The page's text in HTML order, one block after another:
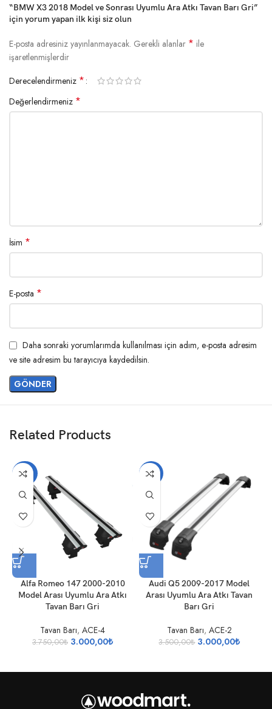
“BMW X3 2018 Model ve Sonrası Uyumlu Ara Atkı Tavan Barı Gri”
için yorum yapan ilk kişi siz olun
E-posta adresiniz yayınlanmayacak. Gerekli alanlar * ile
işaretlenmişlerdir
Derecelendirmeniz *
Değerlendirmeniz *
İsim *
E-posta *
Daha sonraki yorumlarımda kullanılması için adım, e-posta adresim
ve site adresim bu tarayıcıya kaydedilsin.
Related Products
-20%
Alfa Romeo 147 2000-2010
Model Arası Uyumlu Ara Atkı
Tavan Barı Gri
Tavan Barı, ACE-4
3.750,00₺ 3.000,00₺
-14%
Audi Q5 2009-2017 Model
Arası Uyumlu Ara Atkı Tavan
Barı Gri
Tavan Barı, ACE-2
3.500,00₺ 3.000,00₺